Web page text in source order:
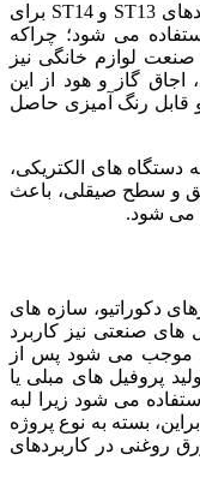
در صنعت خودروسازی، ورق روغنی با گریدهای ST13 و ST14 برای
می شود؛ چراکه
لوازم خانگی نیز
اجاق گاز و هود از این
قابل رنگ آمیزی حاصل
دستگاه های الکتریکی،
و سطح صیقلی، باعث
می شود.
دکوراتیو، سازه های
صنعتی نیز کاربرد
موجب می شود پس از
پروفیل های مبلی یا
می شود زیرا لبه
بسته به نوع پروژه
روغنی در کاربردهای